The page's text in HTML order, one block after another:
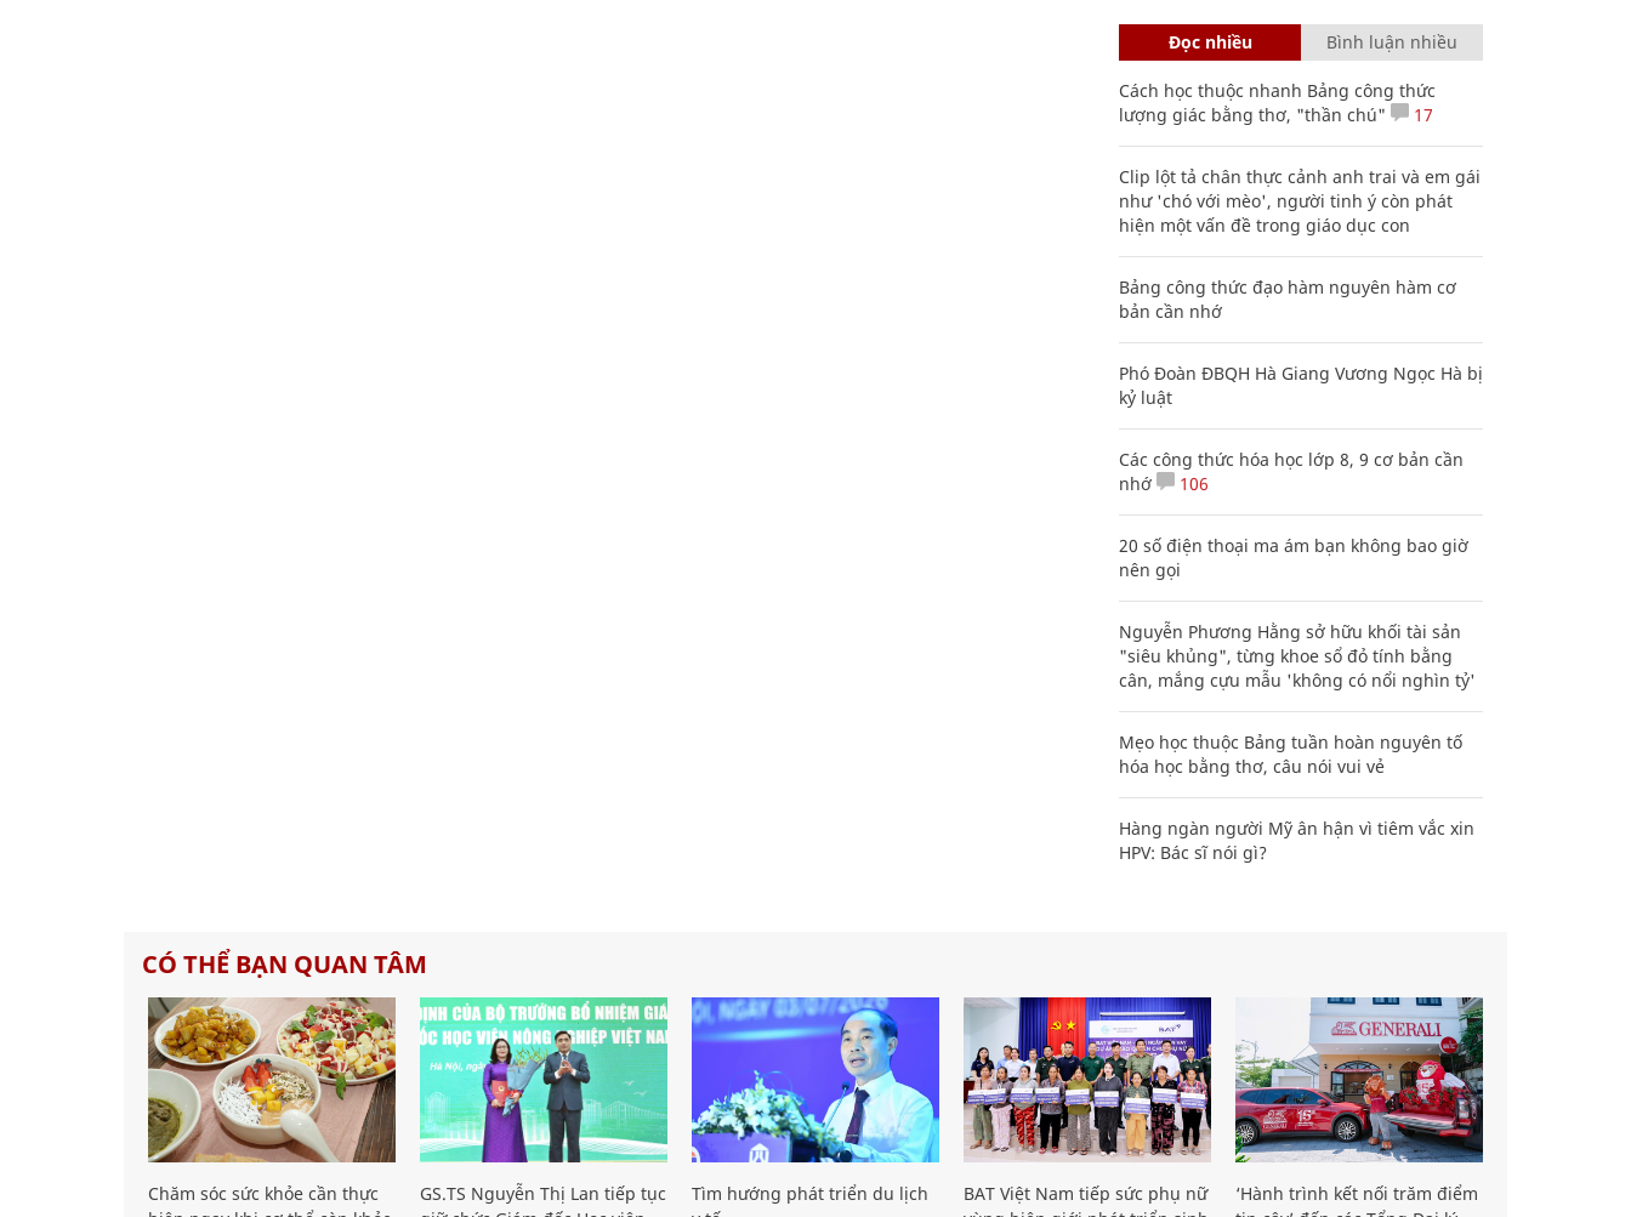
Đọc nhiều Bình luận nhiều
Cách học thuộc nhanh Bảng công thức
lượng giác bằng thơ, "thần chú"
17
Clip lột tả chân thực cảnh anh trai và em gái
như 'chó với mèo', người tinh ý còn phát
hiện một vấn đề trong giáo dục con
Bảng công thức đạo hàm nguyên hàm cơ
bản cần nhớ
Phó Đoàn ĐBQH Hà Giang Vương Ngọc Hà bị
kỷ luật
Các công thức hóa học lớp 8, 9 cơ bản cần
nhớ
106
20 số điện thoại ma ám bạn không bao giờ
nên gọi
Nguyễn Phương Hằng sở hữu khối tài sản
"siêu khủng", từng khoe sổ đỏ tính bằng
cân, mắng cựu mẫu 'không có nổi nghìn tỷ'
Mẹo học thuộc Bảng tuần hoàn nguyên tố
hóa học bằng thơ, câu nói vui vẻ
Hàng ngàn người Mỹ ân hận vì tiêm vắc xin
HPV: Bác sĩ nói gì?
CÓ THỂ BẠN QUAN TÂM
Chăm sóc sức khỏe cần thực
GS.TS Nguyễn Thị Lan tiếp tục
Tìm hướng phát triển du lịch
BAT Việt Nam tiếp sức phụ nữ
‘Hành trình kết nối trăm điểm